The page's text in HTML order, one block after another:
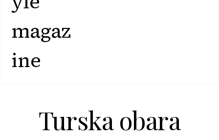
Turska obara